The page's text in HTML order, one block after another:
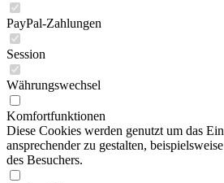
PayPal-Zahlungen
Session
Währungswechsel
Komfortfunktionen
Diese Cookies werden genutzt um das
ansprechender zu gestalten,
des Besuchers.